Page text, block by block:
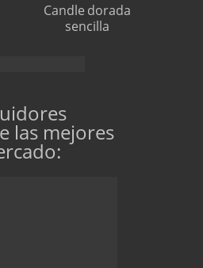
Candle dorada
sencilla
las mejores